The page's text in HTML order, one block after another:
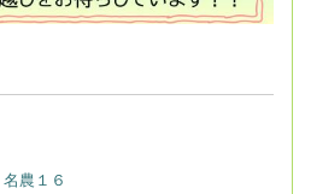
名農１６